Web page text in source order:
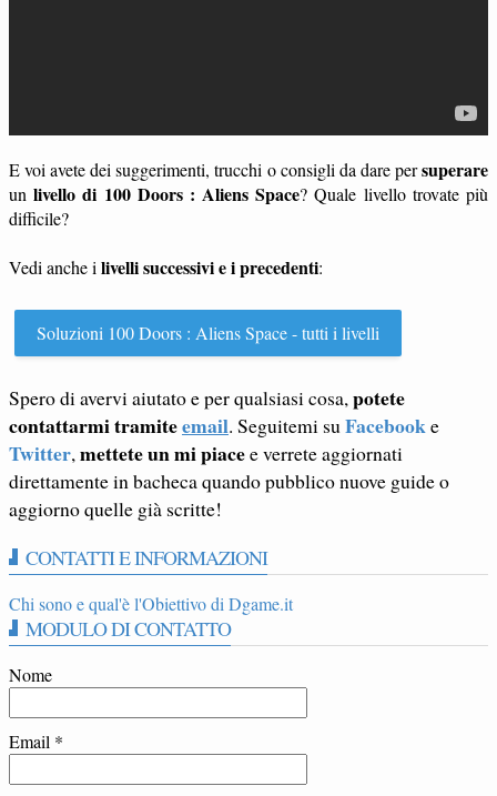
E voi avete dei suggerimenti, trucchi o consigli da dare persuperare
unlivello di 100 Doors : Aliens Space? Quale livello trovate più
difficile?
Vedi anche i livelli successivi e i precedenti:
Soluzioni 100 Doors : Aliens Space - tutti i livelli
Spero di avervi aiutato e per qualsiasi cosa, potete
contattarmi tramiteemail. Seguitemi su Facebooke
Twitter, mettete un mi piacee verrete aggiornati
direttamente in bacheca quando pubblico nuove guide o
aggiorno quelle già scritte!
CONTATTI E INFORMAZIONI
Chi sono e qual'è l'Obiettivo di Dgame.it
MODULO DI CONTATTO
Nome
Email *